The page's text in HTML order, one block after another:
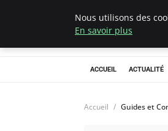
ACCUEIL ACTUALITÉ
Accueil Guides et
Nous utilisons des
En savoir plus